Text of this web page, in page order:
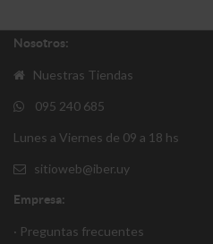
Nosotros:
Nuestras Tiendas
095 240 685
Lunes a Viernes de 09 a 18 hs
sitioweb@iber.uy
Empresa:
· Preguntas frecuentes